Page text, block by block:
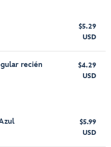
$5.29
USD
recién
$4.29
USD
$5.99
USD